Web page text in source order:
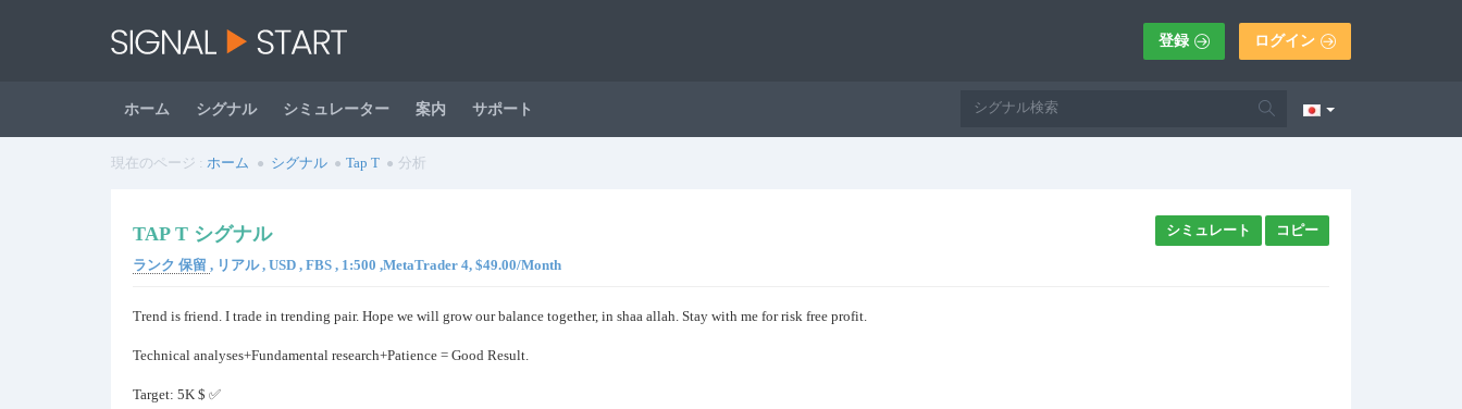
登録 ログイン
ホーム シグナル シミュレーター 案内 サポート
現在のページ : ホーム シグナル Tap T 分析
TAP T シグナル
ランク 保留 , リアル , USD , FBS , 1:500 ,MetaTrader 4, $49.00/Month
シミュレート コピー
Trend is friend. I trade in trending pair. Hope we will grow our balance together, in shaa allah. Stay with me for risk free profit.
Technical analyses+Fundamental research+Patience = Good Result.
Target: 5K $ ✅